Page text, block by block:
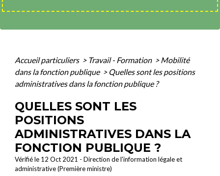
Accueil particuliers > Travail - Formation > Mobilité
dans la fonction publique > Quelles sont les positions
administratives dans la fonction publique ?
QUELLES SONT LES
POSITIONS
ADMINISTRATIVES DANS LA
FONCTION PUBLIQUE ?
Vérifié le 12 Oct 2021 - Direction de l'information légale et
administrative (Première ministre)